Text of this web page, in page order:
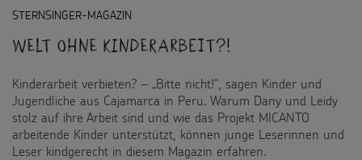
STERNSINGER-MAGAZIN
Welt ohne Kinderarbeit?!
Kinderarbeit verbieten? – „Bitte nicht!“, sagen Kinder und
Jugendliche aus Cajamarca in Peru. Warum Dany und Leidy
stolz auf ihre Arbeit sind und wie das Projekt MICANTO
arbeitende Kinder unterstützt, können junge Leserinnen und
Leser kindgerecht in diesem Magazin erfahren.